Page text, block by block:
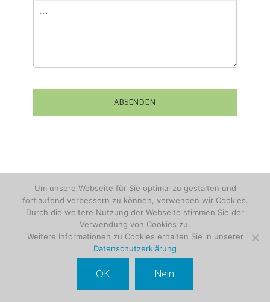
Um unsere Webseite für Sie optimal zu gestalten und
fortlaufend verbessern zu können, verwenden wir Cookies.
Durch die weitere Nutzung der Webseite stimmen Sie der
Verwendung von Cookies zu.
Weitere Informationen zu Cookies erhalten Sie in unserer
Datenschutzerklärung
OK Nein